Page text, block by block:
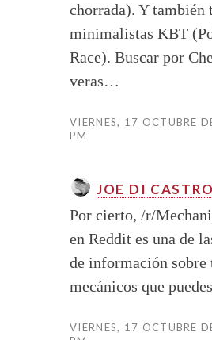
chorrada). Y también
minimalistas KBT
Race). Buscar por
veras…
VIERNES, 17 OCTUBRE
PM
JOE DI CASTRO
Por cierto, /r/
en Reddit es una de
de información sobre
mecánicos que
VIERNES, 17 OCTUBRE